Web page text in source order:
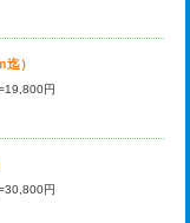
33,000円
8,800円～
）
円
円